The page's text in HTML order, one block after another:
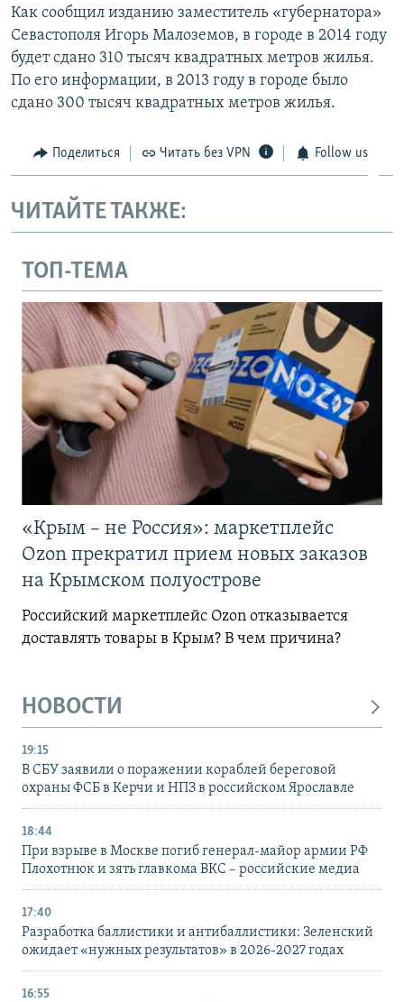
Как сообщил изданию заместитель «губернатора»
Севастополя Игорь Малоземов, в городе в 2014 году
будет сдано 310 тысяч квадратных метров жилья.
По его информации, в 2013 году в городе было
сдано 300 тысяч квадратных метров жилья.
Поделиться Читать без VPN Follow us
ЧИТАЙТЕ ТАКЖЕ:
ТОП-ТЕМА
«Крым – не Россия»: маркетплейс
Ozon прекратил прием новых заказов
на Крымском полуострове
Российский маркетплейс Ozon отказывается
доставлять товары в Крым? В чем причина?
НОВОСТИ
19:15
В СБУ заявили о поражении кораблей береговой
охраны ФСБ в Керчи и НПЗ в российском Ярославле
18:44
При взрыве в Москве погиб генерал-майор армии РФ
Плохотнюк и зять главкома ВКС – российские медиа
17:40
Разработка баллистики и антибаллистики: Зеленский
ожидает «нужных результатов» в 2026-2027 годах
16:55